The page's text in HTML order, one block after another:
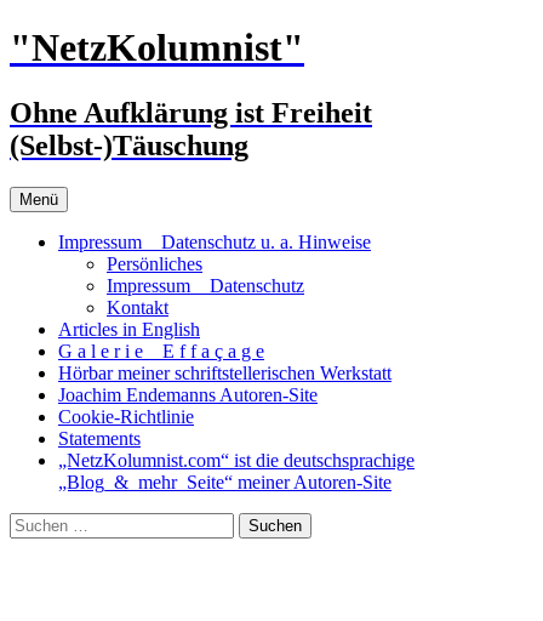
Zum
Inhalt
"NetzKolumnist"
Ohne Aufklärung ist Freiheit
(Selbst-)Täuschung
Menü
Impressum _ Datenschutz u. a. Hinweise
Persönliches
Impressum _ Datenschutz
Kontakt
Articles in English
G a l e r i e _ E f f a ç a g e
Hörbar meiner schriftstellerischen Werkstatt
Joachim Endemanns Autoren-Site
Cookie-Richtlinie
Statements
„NetzKolumnist.com“ ist die deutschsprachige
„Blog_&_mehr_Seite“ meiner Autoren-Site
Suchen
nach: